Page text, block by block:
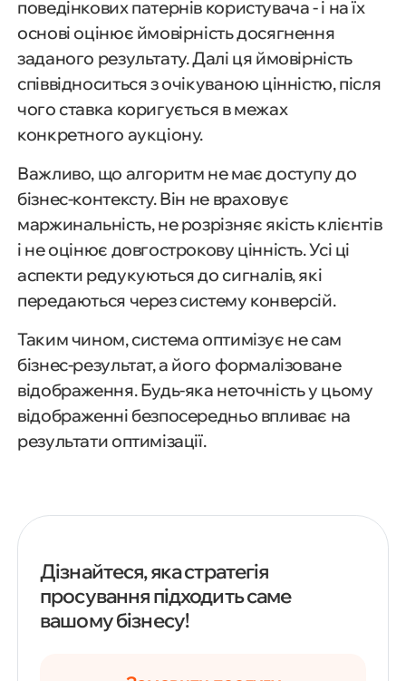
поведінкових патернів користувача - і на їх
основі оцінює ймовірність досягнення
заданого результату. Далі ця ймовірність
співвідноситься з очікуваною цінністю, після
чого ставка коригується в межах
конкретного аукціону.
Важливо, що алгоритм не має доступу до
бізнес-контексту. Він не враховує
маржинальність, не розрізняє якість клієнтів
і не оцінює довгострокову цінність. Усі ці
аспекти редукуються до сигналів, які
передаються через систему конверсій.
Таким чином, система оптимізує не сам
бізнес-результат, а його формалізоване
відображення. Будь-яка неточність у цьому
відображенні безпосередньо впливає на
результати оптимізації.
Дізнайтеся, яка стратегія
просування підходить саме
вашому бізнесу!